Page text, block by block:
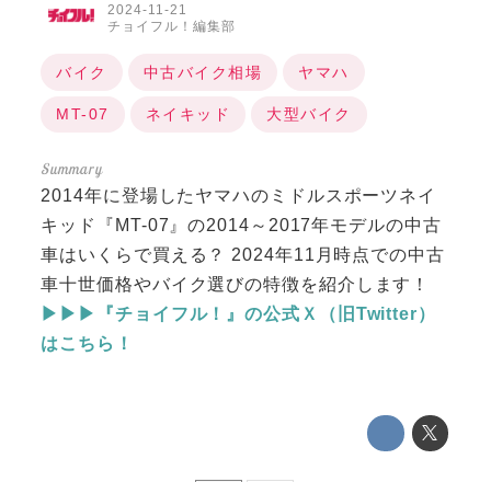
2024-11-21
チョイフル！編集部
バイク 中古バイク相場 ヤマハ
MT-07 ネイキッド 大型バイク
2014年に登場したヤマハのミドルスポーツネイ
キッド『MT-07』の2014～2017年モデルの中古
車はいくらで買える？ 2024年11月時点での中古
車十世価格やバイク選びの特徴を紹介します！
▶▶▶『チョイフル！』の公式Ｘ（旧Twitter）
はこちら！